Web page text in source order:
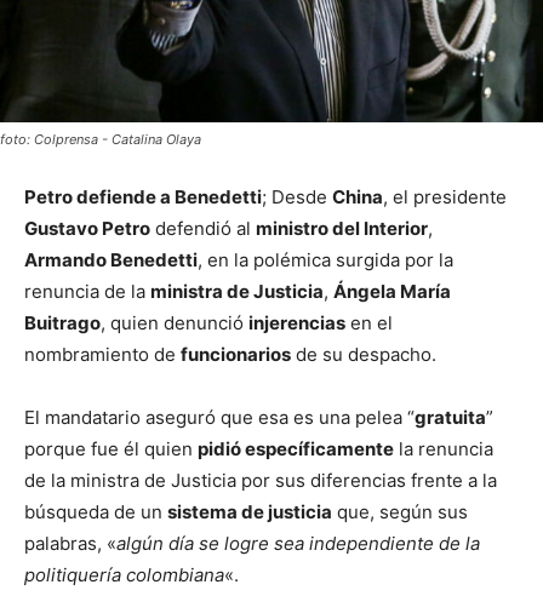
foto: Colprensa - Catalina Olaya
Petro defiende a Benedetti; Desde China, el presidente
Gustavo Petro defendió al ministro del Interior,
Armando Benedetti, en la polémica surgida por la
renuncia de la ministra de Justicia, Ángela María
Buitrago, quien denunció injerencias en el
nombramiento de funcionarios de su despacho.
El mandatario aseguró que esa es una pelea “gratuita”
porque fue él quien pidió específicamente la renuncia
de la ministra de Justicia por sus diferencias frente a la
búsqueda de un sistema de justicia que, según sus
palabras, «algún día se logre sea independiente de la
politiquería colombiana«.